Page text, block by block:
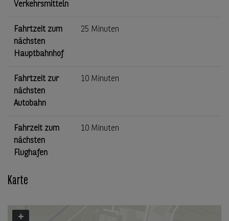
Verkehrsmitteln
Fahrtzeit zum
nächsten
Hauptbahnhof
25 Minuten
Fahrtzeit zur
nächsten
Autobahn
10 Minuten
Fahrzeit zum
nächsten
Flughafen
10 Minuten
Karte
+